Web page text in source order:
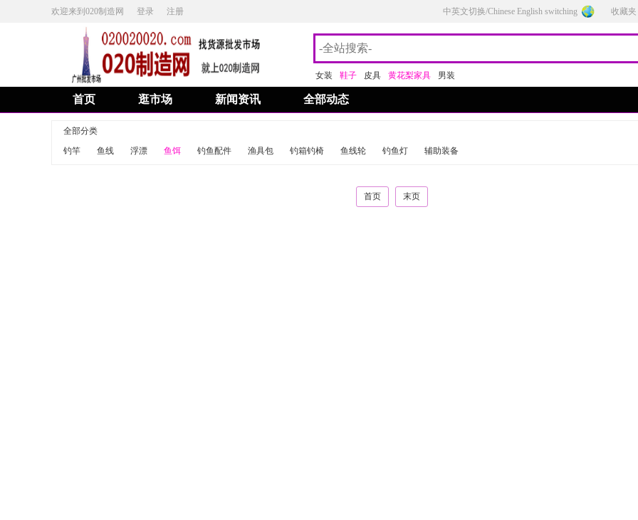
欢迎来到020制造网 登录 注册 中英文切换/Chinese English switching 收藏夹
女装 鞋子 皮具 黄花梨家具 男装
首页 逛市场 新闻资讯 全部动态
全部分类
钓竿
鱼线 浮漂 鱼饵 钓鱼配件 渔具包 钓箱钓椅 鱼线轮 钓鱼灯 辅助装备
首页 末页